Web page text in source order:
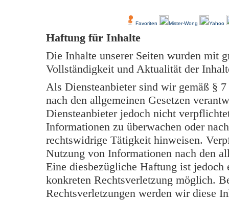
Favoriten Mister-Wong Yahoo
Haftung für Inhalte
Die Inhalte unserer Seiten wurden mit
Vollständigkeit und Aktualität der
Als Diensteanbieter sind wir gemäß §
nach den allgemeinen Gesetzen
Diensteanbieter jedoch nicht
Informationen zu überwachen oder
rechtswidrige Tätigkeit hinweisen.
Nutzung von Informationen nach den
Eine diesbezügliche Haftung ist
konkreten Rechtsverletzung möglich.
Rechtsverletzungen werden wir diese